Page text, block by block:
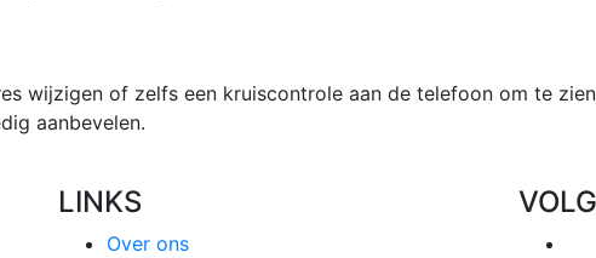
wijzigen of zelfs een kruiscontrole aan de telefoon om te
aanbevelen.
LINKS
Over ons